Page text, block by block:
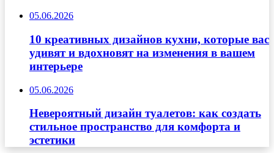
05.06.2026
10 креативных дизайнов кухни, которые вас
удивят и вдохновят на изменения в вашем
интерьере
05.06.2026
Невероятный дизайн туалетов: как создать
стильное пространство для комфорта и
эстетики